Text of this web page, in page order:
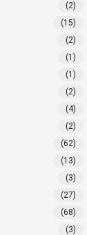
(2)
(15)
(2)
(1)
(1)
(2)
(4)
(2)
(62)
(13)
(3)
(27)
(68)
(3)